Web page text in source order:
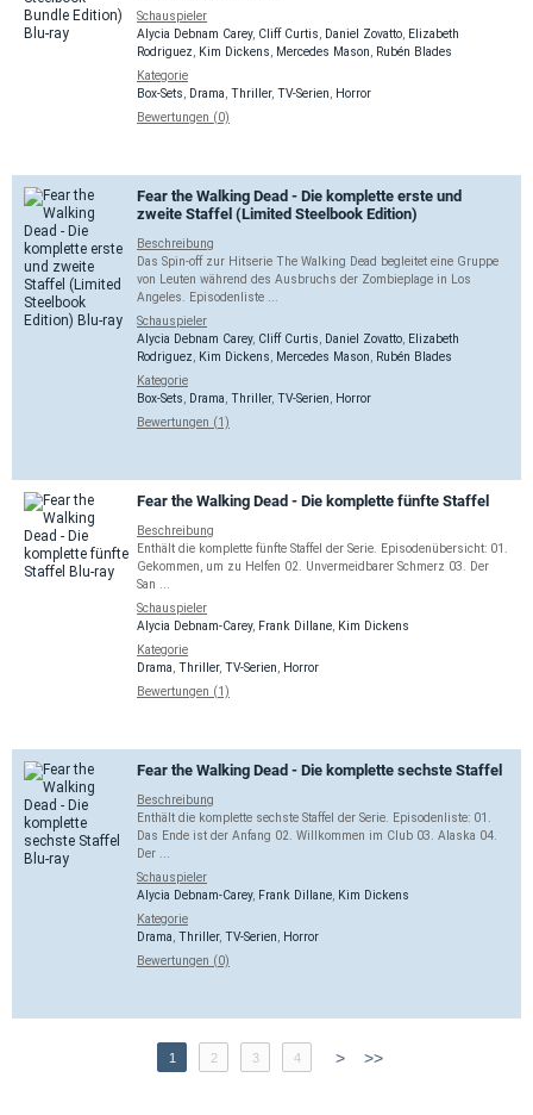
Schauspieler
Alycia Debnam Carey, Cliff Curtis Daniel Zovatto
Elizabeth
Rodriguez
Kim Dickens Mercedes Mason
Rubén Blades
Kategorie
Box-Sets
Drama Thriller, TV-Serien
Horror
Bewertungen (0)
Fear the Walking Dead - Die komplette erste und
zweite Staffel (Limited Steelbook Edition)
Beschreibung
Das Spin-off zur Hitserie The Walking Dead begleitet eine Gruppe
von Leuten während des Ausbruchs der Zombieplage in Los
Angeles. Episodenliste ...
Schauspieler
Alycia Debnam Carey, Cliff Curtis Daniel Zovatto
Elizabeth
Rodriguez
Kim Dickens Mercedes Mason
Rubén Blades
Kategorie
Box-Sets
Drama Thriller, TV-Serien
Horror
Bewertungen (1)
Fear the Walking Dead - Die komplette fünfte Staffel
Beschreibung
Enthält die komplette fünfte Staffel der Serie. Episodenübersicht: 01.
Gekommen, um zu Helfen 02. Unvermeidbarer Schmerz 03. Der
San ...
Schauspieler
Alycia Debnam-Carey, Frank Dillane
Kim Dickens
Kategorie
Drama Thriller, TV-Serien
Horror
Bewertungen (1)
Fear the Walking Dead - Die komplette sechste Staffel
Beschreibung
Enthält die komplette sechste Staffel der Serie. Episodenliste: 01.
Das Ende ist der Anfang 02. Willkommen im Club 03. Alaska 04.
Der ...
Schauspieler
Alycia Debnam-Carey, Frank Dillane
Kim Dickens
Kategorie
Drama Thriller, TV-Serien
Horror
Bewertungen (0)
1 2 3 4 > >>